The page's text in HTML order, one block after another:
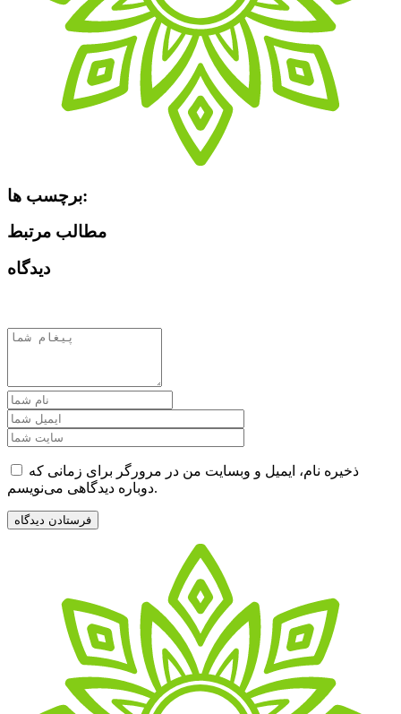
برچسب ها:
مطالب مرتبط
دیدگاه
ذخیره نام، ایمیل و وبسایت من در مرورگر برای زمانی که
دوباره دیدگاهی می‌نویسم.